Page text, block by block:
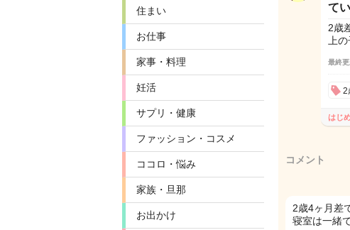
住まい
お仕事
家事・料理
妊活
サプリ・健康
ファッション・コスメ
ココロ・悩み
家族・旦那
お出かけ
て
2歳
上
最終
2
はじ
コメント
2歳4ヶ月差
寝室は一緒